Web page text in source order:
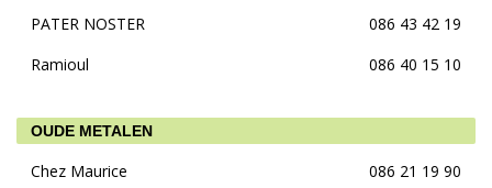
PATER NOSTER
086 43 42 19
Ramioul
086 40 15 10
OUDE METALEN
Chez Maurice
086 21 19 90